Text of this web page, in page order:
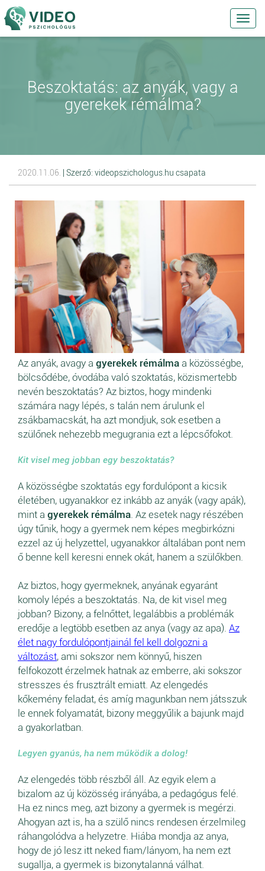
Beszoktatás: az anyák, vagy a
gyerekek rémálma?
2020.11.06. | Szerző: videopszichologus.hu csapata
Az anyák, avagy a gyerekek rémálma a közösségbe,
bölcsődébe, óvodába való szoktatás, közismertebb
nevén beszoktatás? Az biztos, hogy mindenki
számára nagy lépés, s talán nem árulunk el
zsákbamacskát, ha azt mondjuk, sok esetben a
szülőnek nehezebb megugrania ezt a lépcsőfokot.
Kit visel meg jobban egy beszoktatás?
A közösségbe szoktatás egy fordulópont a kicsik
életében, ugyanakkor ez inkább az anyák (vagy apák),
mint a gyerekek rémálma. Az esetek nagy részében
úgy tűnik, hogy a gyermek nem képes megbirkózni
ezzel az új helyzettel, ugyanakkor általában pont nem
ő benne kell keresni ennek okát, hanem a szülőkben.
Az biztos, hogy gyermeknek, anyának egyaránt
komoly lépés a beszoktatás. Na, de kit visel meg
jobban? Bizony, a felnőttet, legalábbis a problémák
eredője a legtöbb esetben az anya (vagy az apa). Az
élet nagy fordulópontjainál fel kell dolgozni a
változást, ami sokszor nem könnyű, hiszen
felfokozott érzelmek hatnak az emberre, aki sokszor
stresszes és frusztrált emiatt. Az elengedés
kőkemény feladat, és amíg magunkban nem játsszuk
le ennek folyamatát, bizony meggyűlik a bajunk majd
a gyakorlatban.
Legyen gyanús, ha nem működik a dolog!
Az elengedés több részből áll. Az egyik elem a
bizalom az új közösség irányába, a pedagógus felé.
Ha ez nincs meg, azt bizony a gyermek is megérzi.
Ahogyan azt is, ha a szülő nincs rendesen érzelmileg
ráhangolódva a helyzetre. Hiába mondja az anya,
hogy de jó lesz itt neked fiam/lányom, ha nem ezt
sugallja, a gyermek is bizonytalanná válhat.